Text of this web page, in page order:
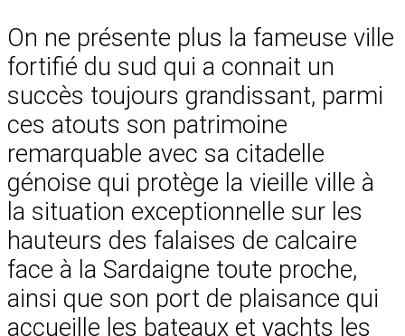
On ne présente plus la fameuse ville
fortifié du sud qui a connait un
succès toujours grandissant, parmi
ces atouts son patrimoine
remarquable avec sa citadelle
génoise qui protège la vieille ville à
la situation exceptionnelle sur les
hauteurs des falaises de calcaire
face à la Sardaigne toute proche,
ainsi que son port de plaisance qui
accueille les bateaux et yachts les